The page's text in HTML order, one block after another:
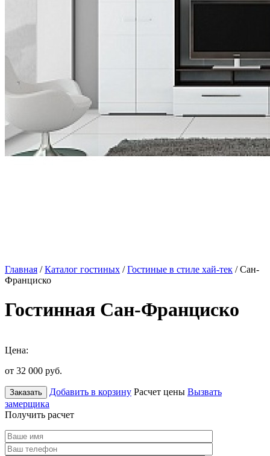
Главная /Каталог гостиных /Гостиные в стиле хай-тек / Сан-
Франциско
Гостинная Сан-Франциско
Цена:
от 32 000 руб.
Заказать Добавить в корзину Расчет цены Вызвать
замерщика
Получить расчет